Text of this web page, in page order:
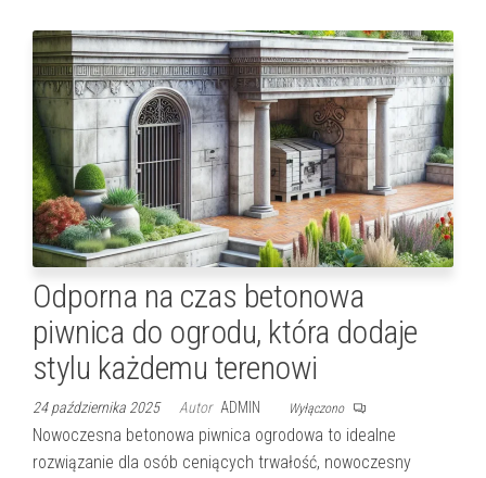
Odporna na czas betonowa
piwnica do ogrodu, która dodaje
stylu każdemu terenowi
24 października 2025 Autor ADMIN Wyłączono
Nowoczesna betonowa piwnica ogrodowa to idealne
rozwiązanie dla osób ceniących trwałość, nowoczesny